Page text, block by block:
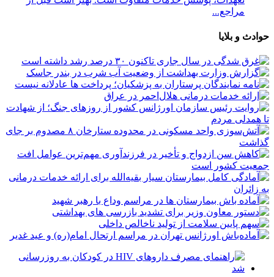
مراجع...
حوادث و بلایا